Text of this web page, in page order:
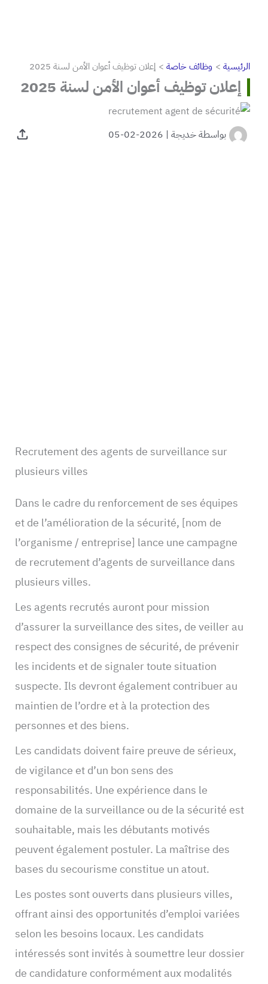
الرئيسية وظائف خاصة إعلان توظيف أعوان الأمن لسنة 2025
إعلان توظيف أعوان الأمن لسنة 2025
بواسطةخديجة |
2026-02-05
Recrutement des agents de surveillance sur
plusieurs villes
Dans le cadre du renforcement de ses équipes
et de l’amélioration de la sécurité, [nom de
l’organisme / entreprise] lance une campagne
de recrutement d’agents de surveillance dans
plusieurs villes.
Les agents recrutés auront pour mission
d’assurer la surveillance des sites, de veiller au
respect des consignes de sécurité, de prévenir
les incidents et de signaler toute situation
suspecte. Ils devront également contribuer au
maintien de l’ordre et à la protection des
personnes et des biens.
Les candidats doivent faire preuve de sérieux,
de vigilance et d’un bon sens des
responsabilités. Une expérience dans le
domaine de la surveillance ou de la sécurité est
souhaitable, mais les débutants motivés
peuvent également postuler. La maîtrise des
bases du secourisme constitue un atout.
Les postes sont ouverts dans plusieurs villes,
offrant ainsi des opportunités d’emploi variées
selon les besoins locaux. Les candidats
intéressés sont invités à soumettre leur dossier
de candidature conformément aux modalités